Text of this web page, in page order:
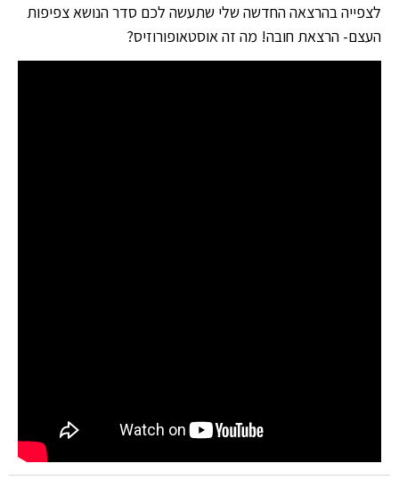
לצפייה בהרצאה החדשה שלי שתעשה לכם סדר הנושא צפיפות
העצם- הרצאת חובה! מה זה אוסטאופורוזיס?